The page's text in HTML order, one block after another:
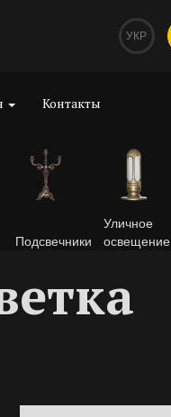
УКР
Контакты
Подсвечники
Уличное
освещение